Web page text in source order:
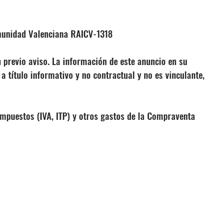
Valenciana RAICV-1318
aviso. La información de este anuncio en su
título informativo y no contractual y no es vinculante,
(IVA, ITP) y otros gastos de la Compraventa